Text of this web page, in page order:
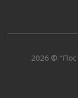
2026 ©